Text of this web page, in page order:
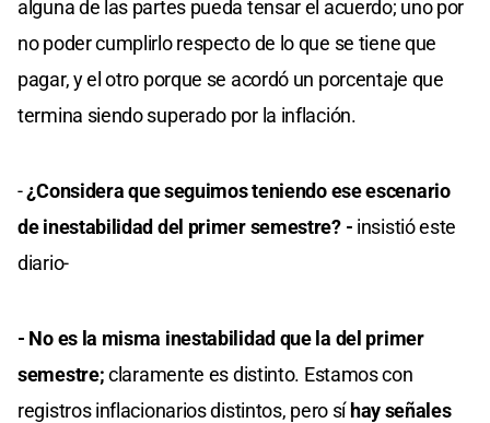
alguna de las partes pueda tensar el acuerdo; uno por
no poder cumplirlo respecto de lo que se tiene que
pagar, y el otro porque se acordó un porcentaje que
termina siendo superado por la inflación.
-¿Considera que seguimos teniendo ese escenario
de inestabilidad del primer semestre? - insistió este
diario-
- No es la misma inestabilidad que la del primer
semestre;claramente es distinto. Estamos con
registros inflacionarios distintos, pero síhay señales